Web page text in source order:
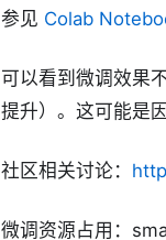
参见 Colab
可以看到微调效果
提升）。这可能是
社区相关讨论：
微调资源占用：